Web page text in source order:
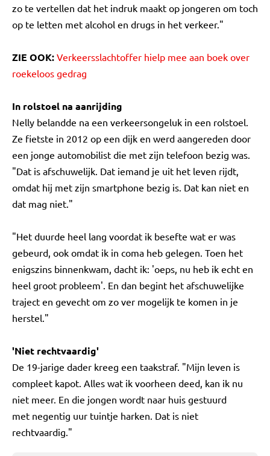
zo te vertellen dat het indruk maakt op jongeren om toch
op te letten met alcohol en drugs in het verkeer."
ZIE OOK: Verkeersslachtoffer hielp mee aan boek over
roekeloos gedrag
In rolstoel na aanrijding
Nelly belandde na een verkeersongeluk in een rolstoel.
Ze fietste in 2012 op een dijk en werd aangereden door
een jonge automobilist die met zijn telefoon bezig was.
"Dat is afschuwelijk. Dat iemand je uit het leven rijdt,
omdat hij met zijn smartphone bezig is. Dat kan niet en
dat mag niet."
"Het duurde heel lang voordat ik besefte wat er was
gebeurd, ook omdat ik in coma heb gelegen. Toen het
enigszins binnenkwam, dacht ik: 'oeps, nu heb ik echt en
heel groot probleem'. En dan begint het afschuwelijke
traject en gevecht om zo ver mogelijk te komen in je
herstel."
'Niet rechtvaardig'
De 19-jarige dader kreeg een taakstraf. "Mijn leven is
compleet kapot. Alles wat ik voorheen deed, kan ik nu
niet meer. En die jongen wordt naar huis gestuurd
met negentig uur tuintje harken. Dat is niet
rechtvaardig."